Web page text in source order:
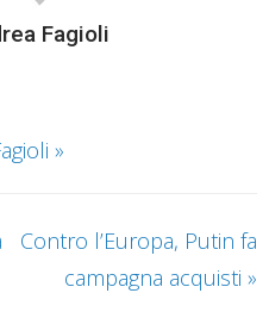
Fagioli
»
Contro l’Europa, Putin fa
campagna acquisti »